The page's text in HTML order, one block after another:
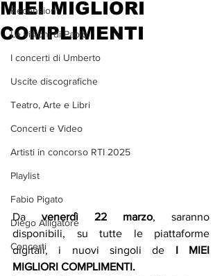
Recensioni
Le visioni di Paolo
I concerti di Umberto
Uscite discografiche
Teatro, Arte e Libri
Concerti e Video
Artisti in concorso RTI 2025
Playlist
Fabio Pigato
Diego Alligatore
Concerti
MIEI MIGLIORI
COMPLIMENTI
Da venerdì 22 marzo, saranno
disponibili, su tutte le piattaforme
digitali, i nuovi singoli de I MIEI
MIGLIORI COMPLIMENTI.